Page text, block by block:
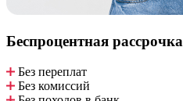
Беспроцентная рассрочка
Без переплат
Без комиссий